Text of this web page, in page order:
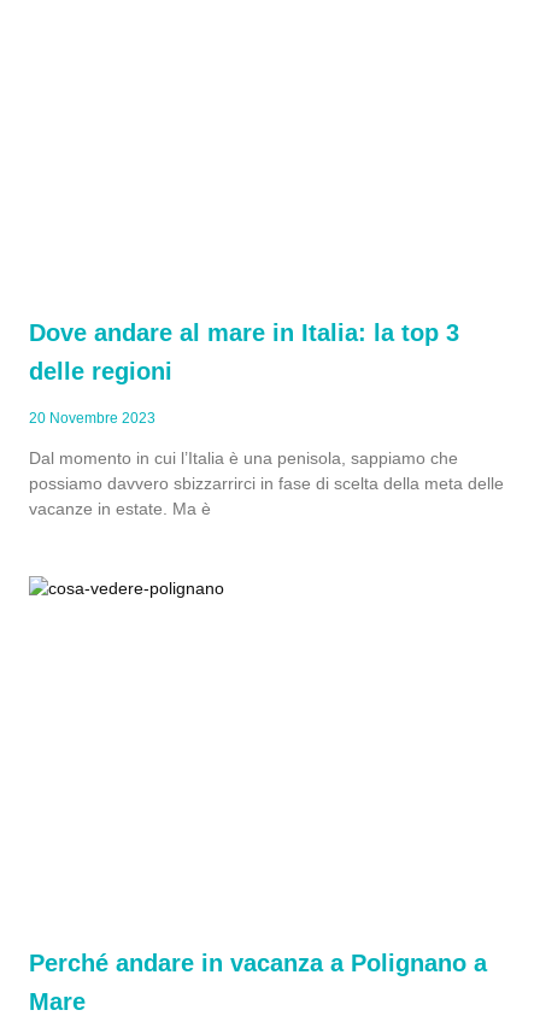
Dove andare al mare in Italia: la top 3
delle regioni
20 Novembre 2023
Dal momento in cui l’Italia è una penisola, sappiamo che
possiamo davvero sbizzarrirci in fase di scelta della meta delle
vacanze in estate. Ma è
Perché andare in vacanza a Polignano a
Mare